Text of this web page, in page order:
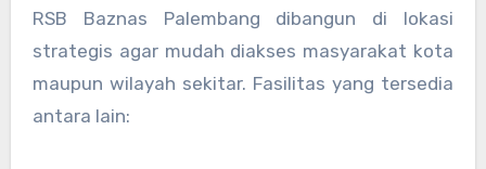
RSB Baznas Palembang dibangun di lokasi
strategis agar mudah diakses masyarakat kota
maupun wilayah sekitar. Fasilitas yang tersedia
antara lain: